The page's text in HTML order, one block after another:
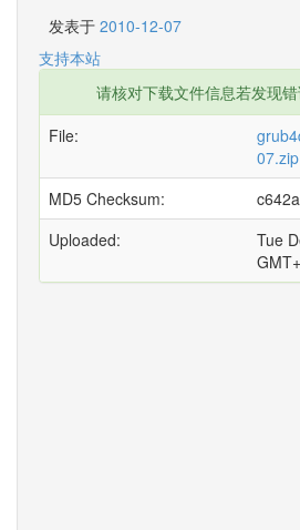
发表于 2010-12-07
支持本站
请核对下载文件信息若发现
File:
07.zip
MD5 Checksum:
Uploaded:
Tue